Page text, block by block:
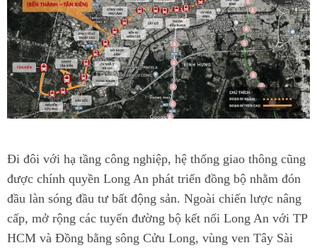
Đi đôi với hạ tầng công nghiệp, hệ thống giao thông cũng
được chính quyền Long An phát triển đồng bộ nhằm đón
đầu làn sóng đầu tư bất động sản. Ngoài chiến lược nâng
cấp, mở rộng các tuyến đường bộ kết nối Long An với TP
HCM và Đồng bằng sông Cửu Long, vùng ven Tây Sài